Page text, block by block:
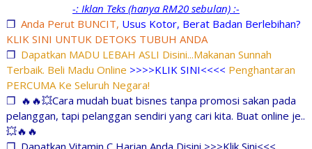
-: Iklan Teks (hanya RM20 sebulan) :-
❐ Anda Perut BUNCIT, Usus Kotor, Berat Badan Berlebihan?
KLIK SINI UNTUK DETOKS TUBUH ANDA
❐ Dapatkan MADU LEBAH ASLI Disini...Makanan Sunnah
Terbaik. Beli Madu Online >>>>KLIK SINI<<<< Penghantaran
PERCUMA Ke Seluruh Negara!
❐ 🔥🔥💥Cara mudah buat bisnes tanpa promosi sakan pada
pelanggan, tapi pelanggan sendiri yang cari kita. Buat online je..
💥🔥🔥
❐ Dapatkan Vitamin C Harian Anda Disini >>>Klik Sini<<<